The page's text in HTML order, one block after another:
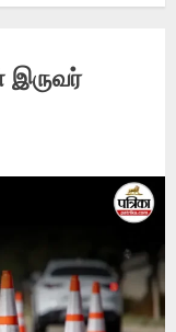
இருவர்